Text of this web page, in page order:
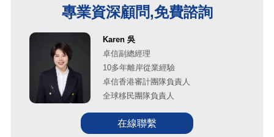
專業資深顧問,免費諮詢
Karen 吳
卓信副總經理
10多年離岸從業經驗
卓信香港審計團隊負責人
全球移民團隊負責人
在線聯繫